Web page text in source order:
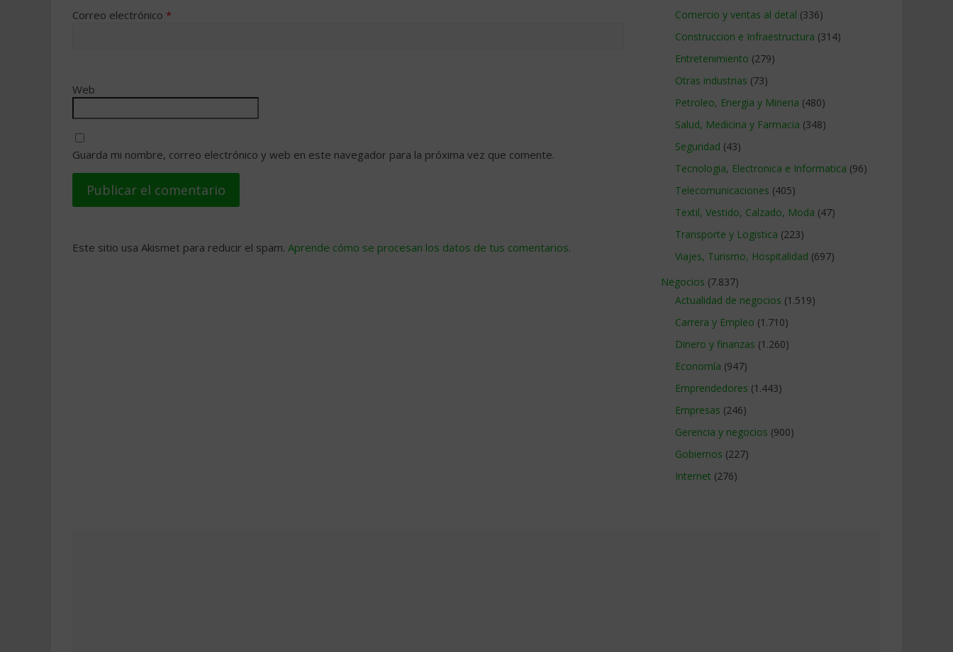
Correo electrónico *
Web
Guarda mi nombre, correo electrónico y web en este navegador para la próxima vez que comente.
Este sitio usa Akismet para reducir el spam. Aprende cómo se procesan los datos de tus comentarios.
Comercio y ventas al detal (336)
Construccion e Infraestructura (314)
Entretenimiento (279)
Otras industrias (73)
Petroleo, Energia y Mineria (480)
Salud, Medicina y Farmacia (348)
Seguridad (43)
Tecnologia, Electronica e Informatica (96)
Telecomunicaciones (405)
Textil, Vestido, Calzado, Moda (47)
Transporte y Logistica (223)
Viajes, Turismo, Hospitalidad (697)
Negocios (7.837)
Actualidad de negocios (1.519)
Carrera y Empleo (1.710)
Dinero y finanzas (1.260)
Economía (947)
Emprendedores (1.443)
Empresas (246)
Gerencia y negocios (900)
Gobiernos (227)
Internet (276)